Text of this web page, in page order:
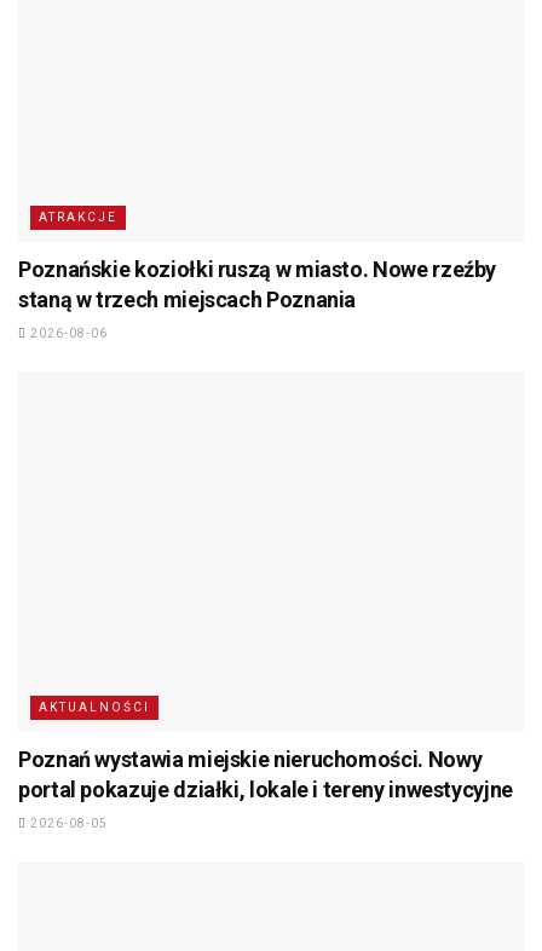
ATRAKCJE
Poznańskie koziołki ruszą w miasto. Nowe rzeźby
staną w trzech miejscach Poznania
2026-08-06
AKTUALNOŚCI
Poznań wystawia miejskie nieruchomości. Nowy
portal pokazuje działki, lokale i tereny inwestycyjne
2026-08-05